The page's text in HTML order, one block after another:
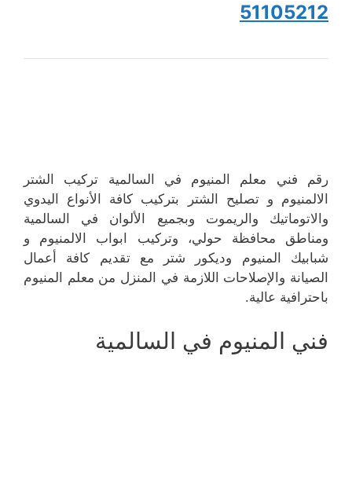
51105212
رقم فني معلم المنيوم في السالمية تركيب الشتر
الالمنيوم و تصليح الشتر بتركيب كافة الأنواع اليدوي
والاتوماتيك والريموت وبجميع الألوان في السالمية
ومناطق محافظة حولي، وتركيب ابواب الالمنيوم و
شبابيك المنيوم وديكور شتر مع تقديم كافة أعمال
الصيانة والإصلاحات اللازمة في المنزل من معلم المنيوم
باحترافية عالية.
فني المنيوم في السالمية